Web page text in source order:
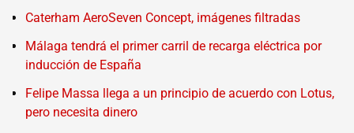
Caterham AeroSeven Concept, imágenes filtradas
Málaga tendrá el primer carril de recarga eléctrica por
inducción de España
Felipe Massa llega a un principio de acuerdo con Lotus,
pero necesita dinero